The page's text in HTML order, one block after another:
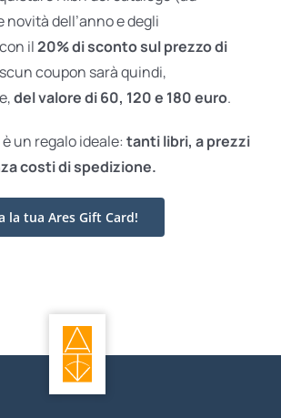
dell’anno e degli
il20% di sconto sul prezzo di
coupon sarà quindi,
del valore di 60, 120 e 180 euro.
è un regalo ideale: tanti libri, a prezzi
costi di spedizione.
la tua Ares Gift Card!